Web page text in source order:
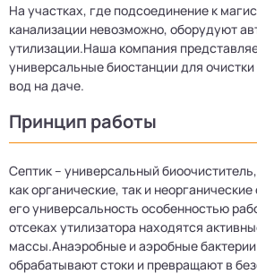
На участках, где подсоединение к
канализации невозможно, оборудуют
утилизации.Наша компания
универсальные биостанции для
вод на даче.
Принцип работы
Септик – универсальный
как органические, так и
его универсальность особенностью
отсеках утилизатора находятся
массы.Анаэробные и аэробные
обрабатывают стоки и превращают в